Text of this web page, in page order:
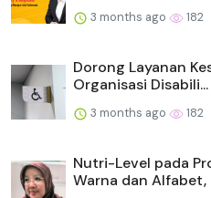
3 months ago 182
Dorong Layanan
Organisasi Disabili...
3 months ago 182
Nutri-Level pada
Warna dan Alfabet,